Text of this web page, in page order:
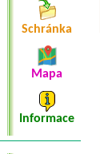
Schránka
Mapa
Informace